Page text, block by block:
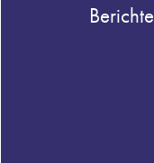
Berichte